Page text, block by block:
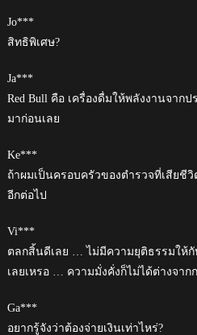
Jo***
สิทธิพิเศษ?
Ja***
Red Bull คือ เครื่องดื่มให้พลังงานจากป
มาก่อนเลย
Ke***
ถ้าผมเป็นครอบครัวของตำรวจที่เสียชี
อีกต่อไป
Vi***
ตลกสิ้นดีเลย … ไม่มีความยุติธรรมให้
เลยเหรอ … ความมั่งคั่งก็ไม่ได้ต่างจาก
Ga***
อยากรู้จังว่าต้องจ่ายเงินเท่าไหร่?